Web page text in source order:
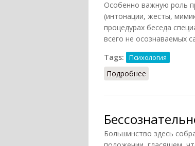
Особенно важную роль
(интонации, жесты,
процедурах беседа
всего не осознаваемых
Tags:
Психология
Подробнее
Большинство здесь